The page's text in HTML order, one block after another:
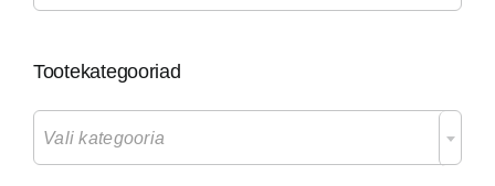
Tootekategooriad
Vali kategooria